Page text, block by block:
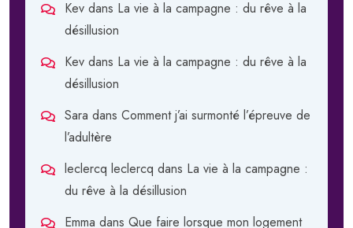
Kev dans La vie à la campagne : du rêve à la
désillusion
Kev dans La vie à la campagne : du rêve à la
désillusion
Sara dans Comment j’ai surmonté l’épreuve de
l’adultère
leclercq leclercq dans La vie à la campagne :
du rêve à la désillusion
Emma dans Que faire lorsque mon logement